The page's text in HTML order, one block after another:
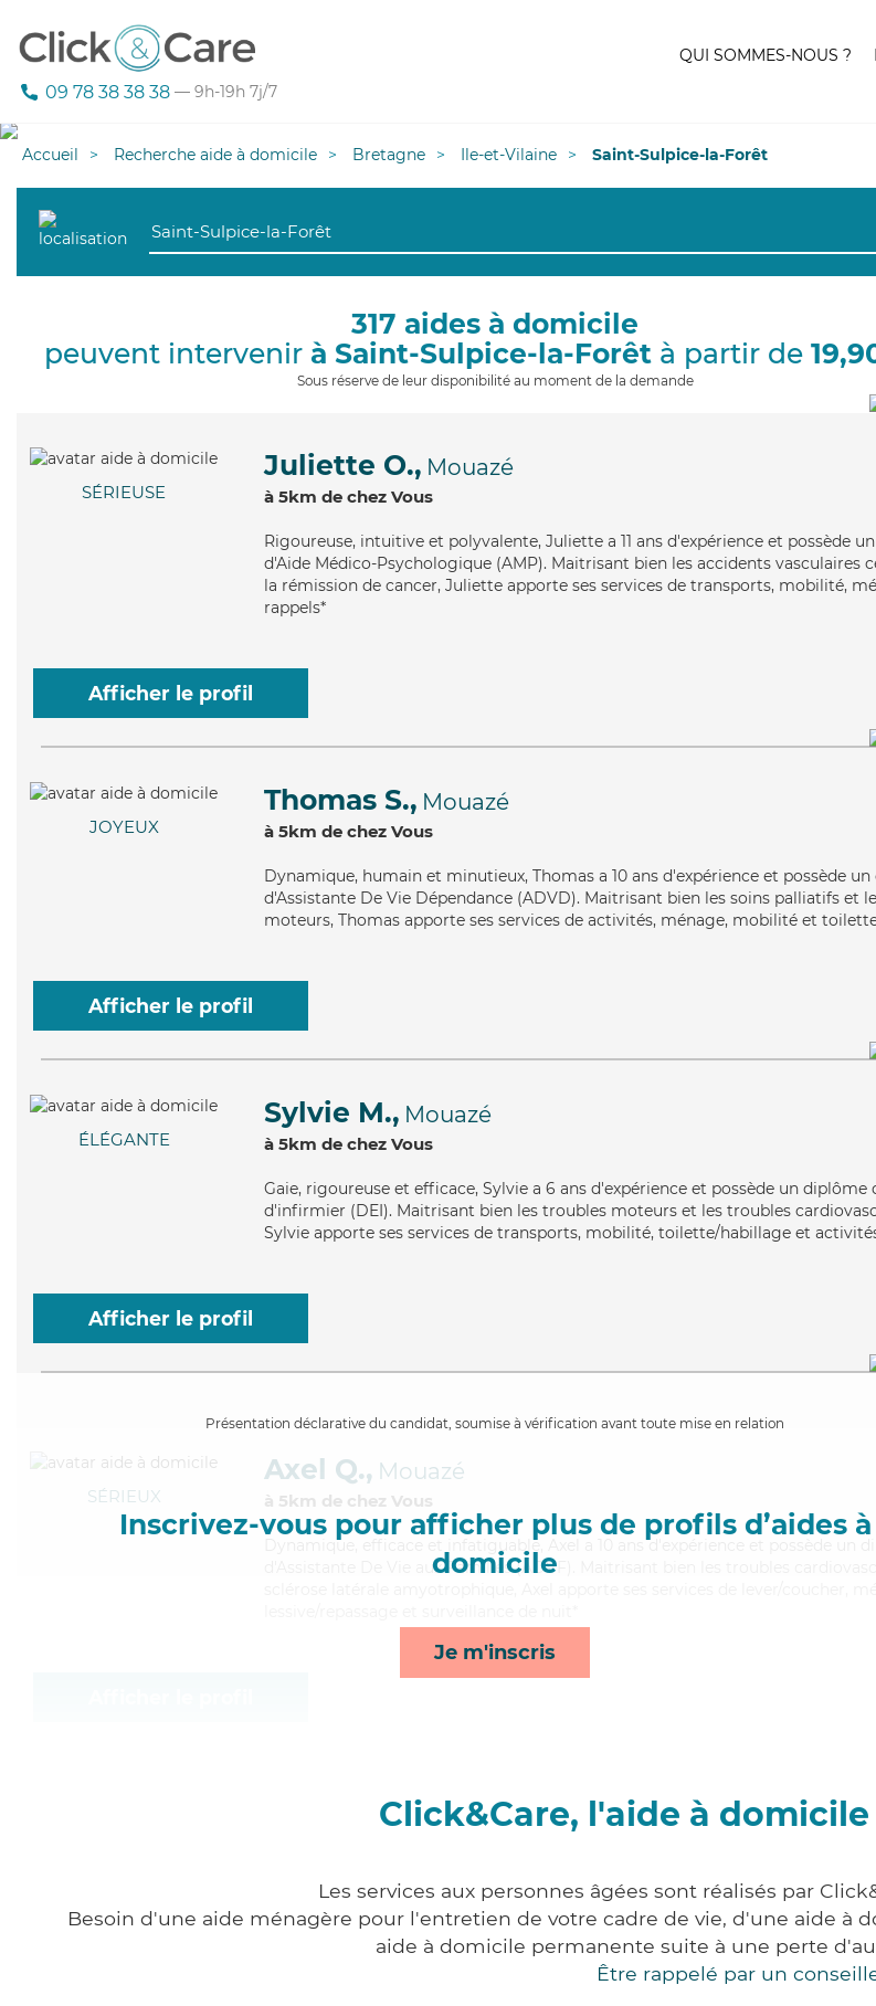
09 78 38 38 38 — 9h-19h 7j/7
QUI SOMMES-NOUS ?
Accueil Recherche aide à domicile Bretagne Ile-et-Vilaine Saint-Sulpice-la-Forêt
317 aides à domicile
peuvent intervenir à Saint-Sulpice-la-Forêt à partir de
Sous réserve de leur disponibilité au moment de la demande
SÉRIEUSE
Juliette O., Mouazé
à 5km de chez Vous
Rigoureuse, intuitive et polyvalente, Juliette a 11 ans d'expérience et possède
d'Aide Médico-Psychologique (AMP). Maitrisant bien les accidents vasculaires
la rémission de cancer, Juliette apporte ses services de transports, mobilité,
rappels*
Afficher le profil
JOYEUX
Thomas S., Mouazé
à 5km de chez Vous
Dynamique, humain et minutieux, Thomas a 10 ans d'expérience et possède
d'Assistante De Vie Dépendance (ADVD). Maitrisant bien les soins palliatifs et
moteurs, Thomas apporte ses services de activités, ménage, mobilité et
Afficher le profil
ÉLÉGANTE
Sylvie M., Mouazé
à 5km de chez Vous
Gaie, rigoureuse et efficace, Sylvie a 6 ans d'expérience et possède un diplôme
d'infirmier (DEI). Maitrisant bien les troubles moteurs et les troubles
Sylvie apporte ses services de transports, mobilité, toilette/habillage et
Afficher le profil
Présentation déclarative du candidat, soumise à vérification avant toute mise en relation
Inscrivez-vous pour afficher plus de profils d’aides à
domicile
Je m'inscris
SÉRIEUX
Axel Q., Mouazé
à 5km de chez Vous
Dynamique
, efficace et infatiguable, Axel a 10 ans d'expérience et possède un
d'Assistante De Vie aux Familles (ADVF). Maitrisant bien les troubles
Click&Care, l'aide à
Les services aux personnes âgées sont réalisés par
Besoin d'une aide ménagère pour l'entretien de votre cadre de vie, d'une aide à
aide à domicile permanente suite à une perte
Être rappelé par un